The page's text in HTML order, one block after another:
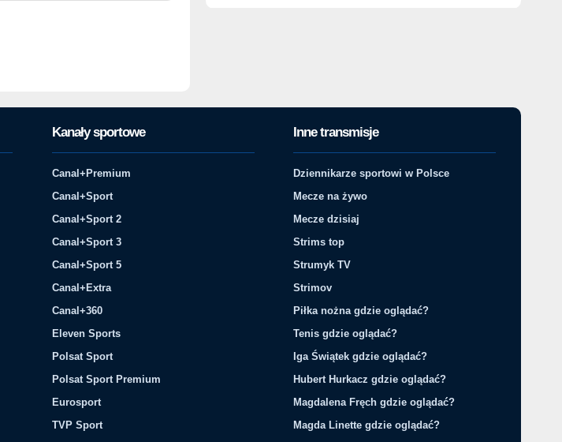
Kanały sportowe
Canal+Premium
Canal+Sport
Canal+Sport 2
Canal+Sport 3
Canal+Sport 5
Canal+Extra
Canal+360
Eleven Sports
Polsat Sport
Polsat Sport Premium
Eurosport
TVP Sport
Inne transmisje
Dziennikarze sportowi w Polsce
Mecze na żywo
Mecze dzisiaj
Strims top
Strumyk TV
Strimov
Piłka nożna gdzie oglądać?
Tenis gdzie oglądać?
Iga Świątek gdzie oglądać?
Hubert Hurkacz gdzie oglądać?
Magdalena Fręch gdzie oglądać?
Magda Linette gdzie oglądać?